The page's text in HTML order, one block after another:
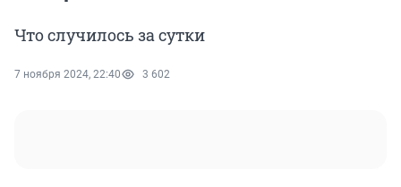
Что случилось за сутки
7 ноября 2024, 22:40 3 602